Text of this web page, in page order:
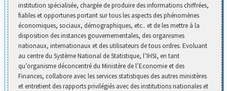
institution spécialisée, chargée de produire des informations chiffrées,
fiables et opportunes portant sur tous les aspects des phénomènes
économiques, sociaux, démographiques, etc.. et de les mettre à la
disposition des instances gouvernementales, des organismes
nationaux, internationaux et des utilisateurs de tous ordres. Evoluant
au centre du Système National de Statistique, l’IHSI, en tant
qu’organisme déconcentré du Ministère de l’Economie et des
Finances, collabore avec les services statistiques des autres ministères
et entretient des rapports privilégiés avec des institutions nationales et